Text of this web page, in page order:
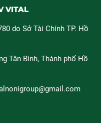
VITAL
do Sở Tài Chính TP. Hồ
Tân Bình, Thành phố Hồ